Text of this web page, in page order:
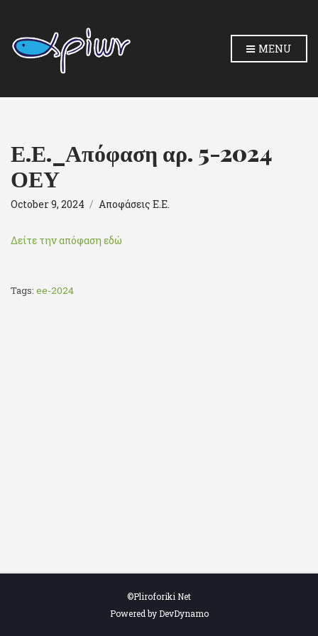
MENU
Ε.Ε._Απόφαση αρ. 5-2024
ΟΕΥ
October 9, 2024 Αποφάσεις Ε.Ε.
Δείτε την απόφαση εδώ
Tags: ee-2024
©Pliroforiki Net
Powered by DevDynamo